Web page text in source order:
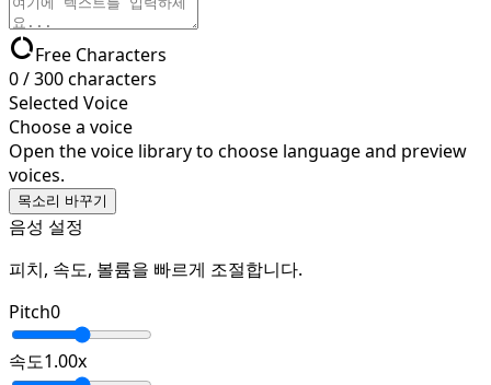
data_usageFree Characters
0/300characters
Selected Voice
Choose a voice
Open the voice library to choose language and preview
voices.
목소리 바꾸기
음성 설정
피치, 속도, 볼륨을 빠르게 조절합니다.
Pitch0
속도1.00x